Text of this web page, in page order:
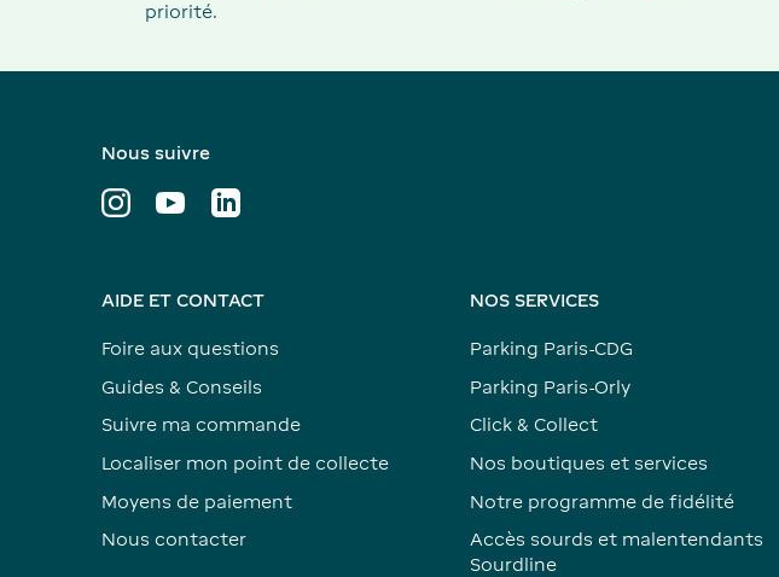
priorité.
Nous suivre
AIDE ET CONTACT
Foire aux questions
Guides & Conseils
Suivre ma commande
Localiser mon point de collecte
Moyens de paiement
Nous contacter
NOS SERVICES
Parking Paris-CDG
Parking Paris-Orly
Click & Collect
Nos boutiques et services
Notre programme de fidélité
Accès sourds et malentendants
Sourdline